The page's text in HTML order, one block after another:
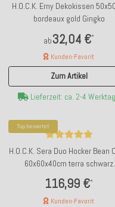
H.O.C.K. Erny Dekokissen
bordeaux gold Gingko
ab32,04 €*
Kunden-Favorit
Zum Artikel
Lieferzeit: ca. 2-4
Top bewertet
H.O.C.K. Sera Duo Hocker Bean
60x60x40cm terra schwarz
116,99 €*
Kunden-Favorit